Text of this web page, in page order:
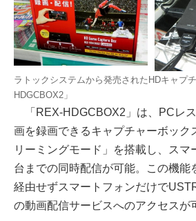
ラトックシステムから発売されたHDキャプ
HDGCBOX2」
「REX-HDGCBOX2」は、PCレ
画を録画できるキャプチャーボック
リーミングモード」を搭載し、スマ
台までの同時配信が可能。この機能
経由せずスマートフォンだけで
の動画配信サービスへのアクセスが